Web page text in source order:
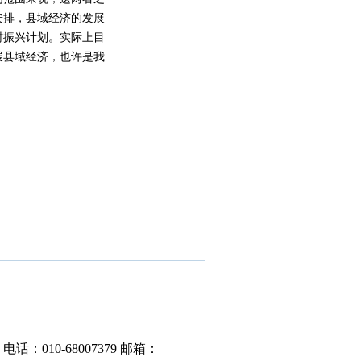
，县域经济的发展
兴计划。实际上目
域经济，也许是我
电话：010-68007379 邮箱：